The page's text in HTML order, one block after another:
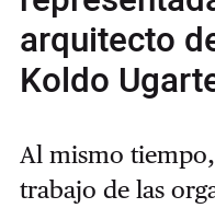
arquitecto
Koldo
Al mismo
trabajo de las